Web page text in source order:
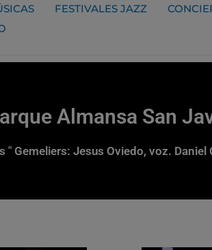
FESTIVALES JAZZ
Almansa San
" Gemeliers: Jesus Oviedo, voz.